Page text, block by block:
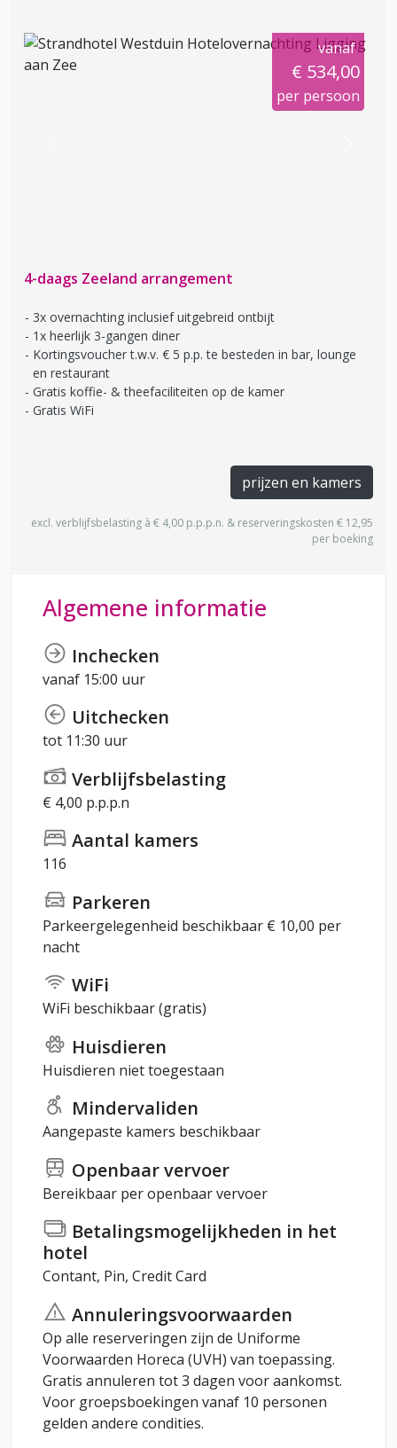
vanaf
€ 534,00
per persoon
4-daags Zeeland arrangement
3x overnachting inclusief uitgebreid ontbijt
1x heerlijk 3-gangen diner
Kortingsvoucher t.w.v. € 5 p.p. te besteden in bar, lounge
en restaurant
Gratis koffie- & theefaciliteiten op de kamer
Gratis WiFi
prijzen en kamers
excl. verblijfsbelasting à € 4,00 p.p.p.n. & reserveringskosten € 12,95
per boeking
Algemene informatie
Inchecken
vanaf 15:00 uur
Uitchecken
tot 11:30 uur
Verblijfsbelasting
€ 4,00 p.p.p.n
Aantal kamers
116
Parkeren
Parkeergelegenheid beschikbaar € 10,00 per
nacht
WiFi
WiFi beschikbaar (gratis)
Huisdieren
Huisdieren niet toegestaan
Mindervaliden
Aangepaste kamers beschikbaar
Openbaar vervoer
Bereikbaar per openbaar vervoer
Betalingsmogelijkheden in het
hotel
Contant, Pin, Credit Card
Annuleringsvoorwaarden
Op alle reserveringen zijn de Uniforme
Voorwaarden Horeca (UVH) van toepassing.
Gratis annuleren tot 3 dagen voor aankomst.
Voor groepsboekingen vanaf 10 personen
gelden andere condities.